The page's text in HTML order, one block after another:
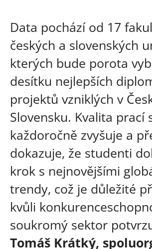
Data pochází od 17
českých a slovenských
kterých bude porota
desítku nejlepších
projektů vzniklých v
Slovensku. Kvalita prací
každoročně zvyšuje a
dokazuje, že studenti
krok s nejnovějšími
trendy, což je důležité
kvůli
soukromý sektor
Tomáš Krátký,